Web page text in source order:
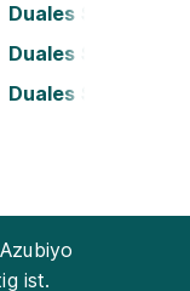
Duales Studium
Duales Studium
Duales Studium
ist.